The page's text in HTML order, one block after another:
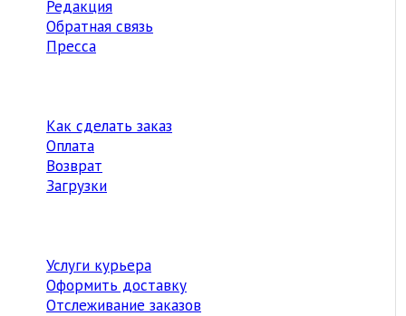
Редакция
Обратная связь
Пресса
Как сделать заказ
Оплата
Возврат
Загрузки
Услуги курьера
Оформить доставку
Отслеживание заказов